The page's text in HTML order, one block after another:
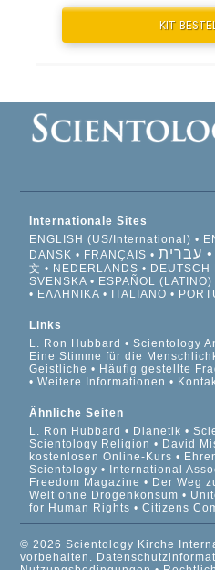
KIT
Internationale Sites
ENGLISH (US/International)
DANSK
FRANÇAIS עברית
文
NEDERLANDS DEUTSCH
SVENSKA
ESPAÑOL (LATINO)
ΕΛΛΗΝΙΚA
ITALIANO
Links
L. Ron Hubbard
Scientology
Eine Stimme für die
Geistliche
Häufig gestellte
Weitere Informationen
Ähnliche Seiten
L. Ron Hubbard
Dianetik
Scientology Religion
David
kostenlosen Online-Kurs
Scientology
International
Freedom Magazine
Der Weg
Welt ohne Drogenkonsum
for Human Rights
Citizens
© 2026 Scientology Kirche
vorbehalten.